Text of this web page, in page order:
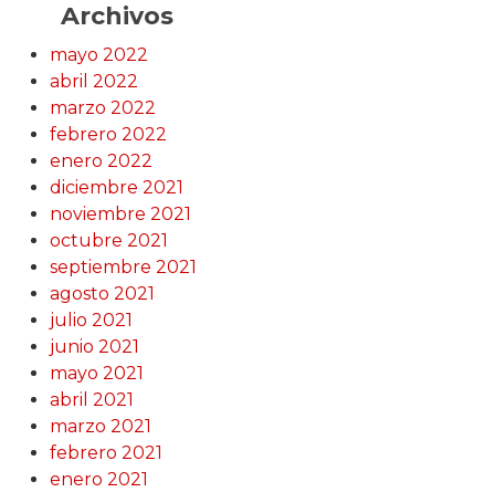
Archivos
mayo 2022
abril 2022
marzo 2022
febrero 2022
enero 2022
diciembre 2021
noviembre 2021
octubre 2021
septiembre 2021
agosto 2021
julio 2021
junio 2021
mayo 2021
abril 2021
marzo 2021
febrero 2021
enero 2021